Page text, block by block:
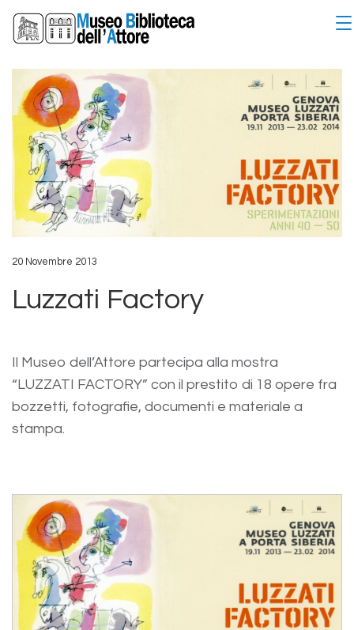
20 Novembre 2013
Luzzati Factory
Il Museo dell’Attore partecipa alla mostra
“LUZZATI FACTORY” con il prestito di 18 opere fra
bozzetti, fotografie, documenti e materiale a
stampa.